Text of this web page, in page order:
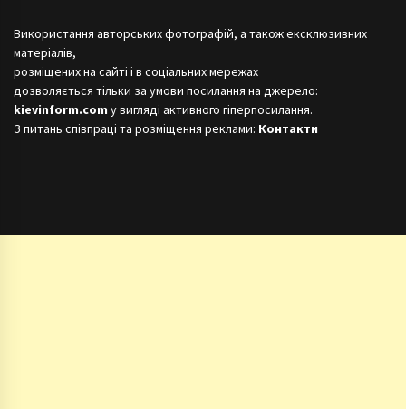
Використання авторських фотографій, а також ексклюзивних
матеріалів,
розміщених на сайті і в соціальних мережах
дозволяється тільки за умови посилання на джерело:
kievinform.com у вигляді активного гіперпосилання.
З питань співпраці та розміщення реклами: Контакти